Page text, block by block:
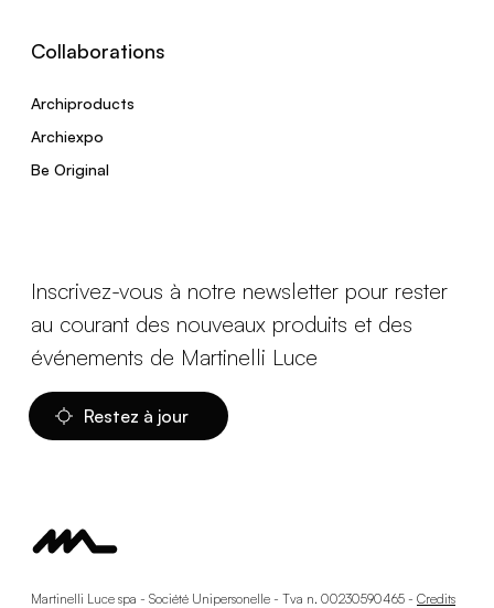
Collaborations
Archiproducts
Archiexpo
Be Original
Inscrivez-vous à notre newsletter pour rester
au courant des nouveaux produits et des
événements de Martinelli Luce
Restez à jour
Martinelli Luce spa - Société Unipersonelle - Tva n. 00230590465 - Credits